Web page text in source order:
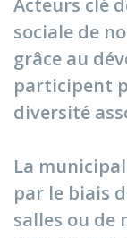
Acteurs clé
sociale de
grâce au
participent
diversité
La
par le biais
salles ou